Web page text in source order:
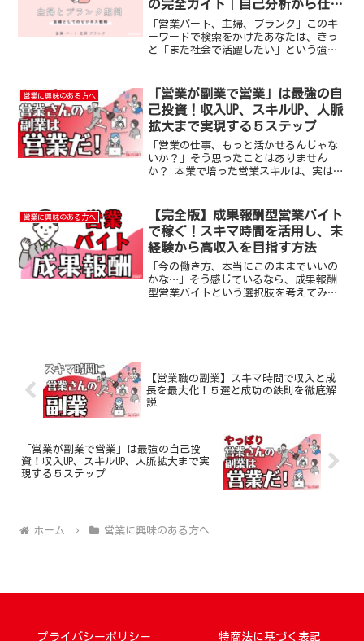
の完全ガイド｜自己分析から仕事
探し、面接対策まで徹底解説
「営業パート、主婦、ブランク」このキ
ーワードで検索をかけたあなたは、きっ
と「また社会で活躍したい」という強い
ではないでしょうか。この記事では、ブ
ランクを「弱み」ではなく...
営業に興味のある方へ
「営業が副業で営業」は最強の自
己投資！収入UP、スキルUP、人脈
拡大まで実現する５ステップ
「営業の仕事、もっと活かせるんじゃな
いか？」そう思ったことはありません
か？ 本業で培った営業スキルは、実は副
をもとに、「営業が副業で営業」という
働き方のメリット、注意...
営業に興味のある方へ
【完全版】成果報酬型営業バイト
で稼ぐ！スキマ時間を活用し、未
経験から高収入を目指す方法
「今の働き方、本当にこのままでいいの
かな…」そう感じているなら、成果報酬
型営業バイトという選択肢を考えてみま
【営業職の副業】スキマ時間で収入と成
長を最大化！５選と成功の鉄則を徹底解
説
「営業が副業で営業」は最強の自己投
資！収入UP、スキルUP、人脈拡大まで実
現する５ステップ
ホーム 営業に興味のある方へ
プライバシーポリシー 特商法に基づく表記